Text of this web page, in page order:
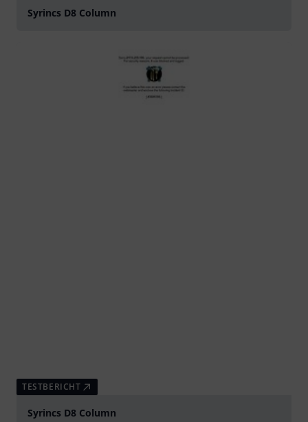
Syrincs D8 Column
TESTBERICHT
Syrincs D8 Column